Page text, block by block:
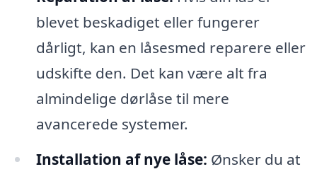
blevet beskadiget eller fungerer
dårligt, kan en låsesmed reparere eller
udskifte den. Det kan være alt fra
almindelige dørlåse til mere
avancerede systemer.
Installation af nye låse: Ønsker du at